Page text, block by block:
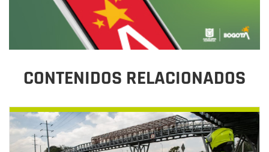
CONTENIDOS RELACIONADOS